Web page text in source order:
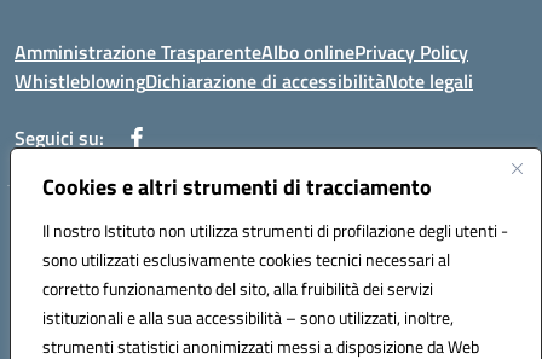
Cookies e altri strumenti di tracciamento
Il nostro Istituto non utilizza strumenti di profilazione degli utenti -
sono utilizzati esclusivamente cookies tecnici necessari al
corretto funzionamento del sito, alla fruibilità dei servizi
istituzionali e alla sua accessibilità – sono utilizzati, inoltre,
strumenti statistici anonimizzati messi a disposizione da Web
Amministrazione TrasparenteAlbo onlinePrivacy Policy
WhistleblowingDichiarazione di accessibilitàNote legali
Seguici su:
Telefono: 0881814875
Mail: fgic86100g@istruzione.it PEC: fgic86100g@pec.istruzione.it
Codice univoco ufficio: UF0Y26 Codice IPA: istsc_fgic86100g
Codice meccanografico: FGIC86100G
Codice fiscale: 80030630711